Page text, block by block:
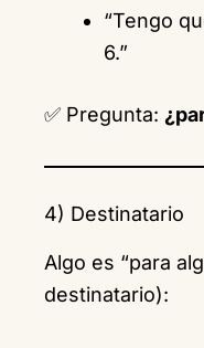
“Tengo
6.”
✅ Pregunta:
4) Destinatario
Algo es “para
destinatario):